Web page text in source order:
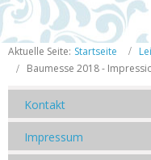
Aktuelle Seite: Startseite
Baumesse 2018 -
Kontakt
Impressum